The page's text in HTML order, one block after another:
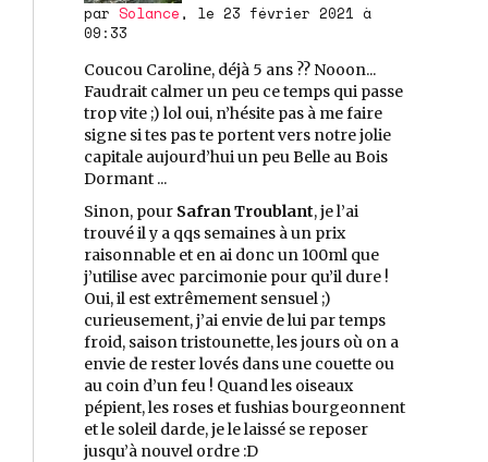
par Solance , le 23 février 2021 à
09:33
Coucou Caroline, déjà 5 ans ?? Nooon...
Faudrait calmer un peu ce temps qui passe
trop vite ;) lol oui, n’hésite pas à me faire
signe si tes pas te portent vers notre jolie
capitale aujourd’hui un peu Belle au Bois
Dormant ...
Sinon, pour Safran Troublant, je l’ai
trouvé il y a qqs semaines à un prix
raisonnable et en ai donc un 100ml que
j’utilise avec parcimonie pour qu’il dure !
Oui, il est extrêmement sensuel ;)
curieusement, j’ai envie de lui par temps
froid, saison tristounette, les jours où on a
envie de rester lovés dans une couette ou
au coin d’un feu ! Quand les oiseaux
pépient, les roses et fushias bourgeonnent
et le soleil darde, je le laissé se reposer
jusqu’à nouvel ordre :D